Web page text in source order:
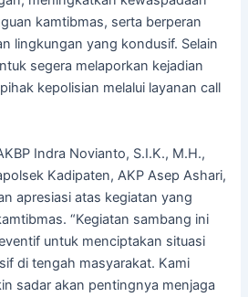
kamtibmas, serta berperan
lingkungan yang kondusif. Selain
segera melaporkan kejadian
kepolisian melalui layanan call
Indra Novianto, S.I.K., M.H.,
Kadipaten, AKP Asep Ashari,
apresiasi atas kegiatan yang
“Kegiatan sambang ini
untuk menciptakan situasi
di tengah masyarakat. Kami
sadar akan pentingnya menjaga